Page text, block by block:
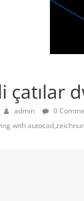
çatılar
admin 0
with